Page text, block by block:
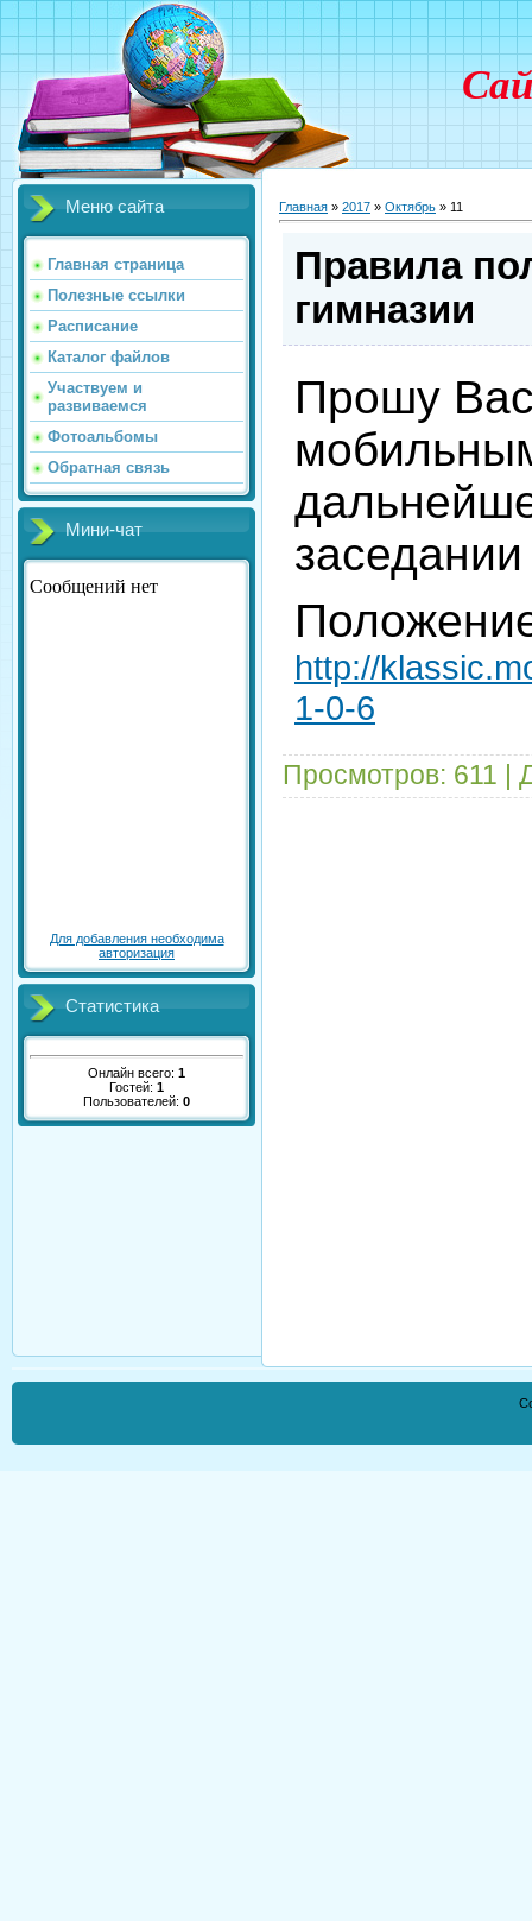
Меню сайта
Главная страница
Полезные ссылки
Расписание
Каталог файлов
Участвуем и
развиваемся
Фотоальбомы
Обратная связь
Мини-чат
Для добавления необходима
авторизация
Статистика
Онлайн всего: 1
Гостей: 1
Пользователей: 0
Главная » 2017 » Октябрь » 11
Правила
гимназии
Прошу
http://
1-0-6
Просмотров: 611 |